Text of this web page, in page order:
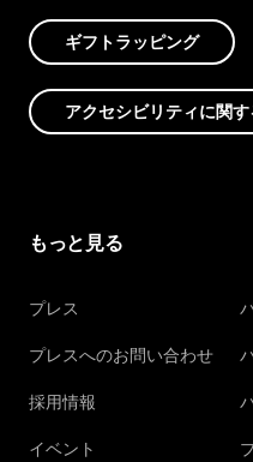
ギフトラッピング
アクセシビリティに関
もっと見る
プレス
プレスへのお問い合わせ
採用情報
イベント